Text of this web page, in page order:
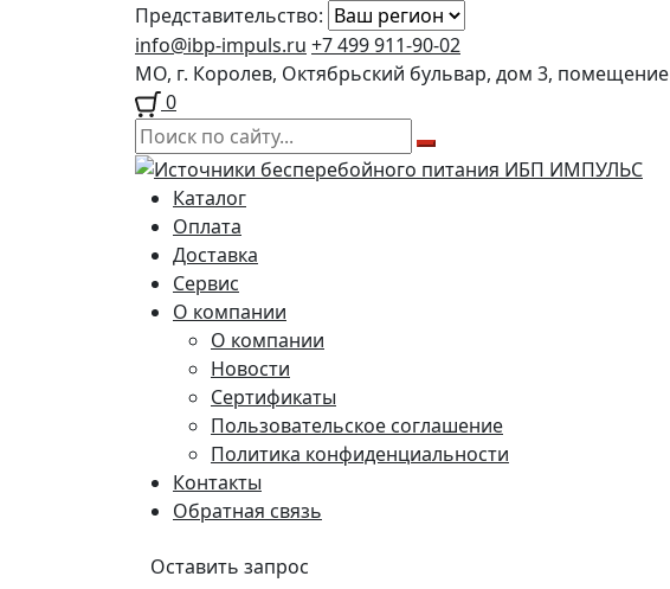
Представительство:
info@ibp-impuls.ru +7 499 911-90-02
МО, г. Королев, Октябрьский бульвар, дом 3,
0
Перейти
навигации
Перейти
содержимому
Каталог
Оплата
Доставка
Сервис
О компании
О компании
Новости
Сертификаты
Пользовательское соглашение
Политика конфиденциальности
Контакты
Обратная связь
Оставить запрос